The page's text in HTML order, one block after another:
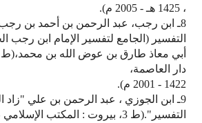
، 1425 هـ - 2005 م).
8ـ ابن رجب، عبد الرحمن بن أحمد بن
التفسير (الجامع لتفسير الإمام ابن رجب
دار العاصمة،
1422 - 2001 م).
9ـ ابن الجوزي ، عبد الرحمن بن علي
التفسير".(ط 3، بيروت : المكتب الإسلامي ، 1404هـ).